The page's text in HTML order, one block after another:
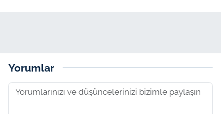
Yorumlar